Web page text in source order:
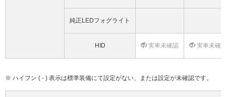
純正LEDフォグライト
HID 実車未確認 実車未確
※ ハイフン ( - ) 表示は標準装備にて設定がない、または設定が未確認です。